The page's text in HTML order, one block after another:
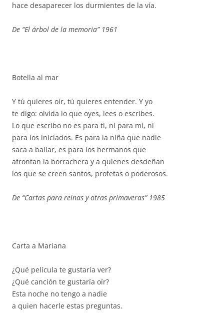
hace desaparecer los durmientes de la vía.
De “El árbol de la memoria” 1961
Botella al mar
Y tú quieres oír, tú quieres entender. Y yo
te digo: olvida lo que oyes, lees o escribes.
Lo que escribo no es para ti, ni para mí, ni
para los iniciados. Es para la niña que nadie
saca a bailar, es para los hermanos que
afrontan la borrachera y a quienes desdeñan
los que se creen santos, profetas o poderosos.
De “Cartas para reinas y otras primaveras” 1985
Carta a Mariana
¿Qué película te gustaría ver?
¿Qué canción te gustaría oír?
Esta noche no tengo a nadie
a quien hacerle estas preguntas.